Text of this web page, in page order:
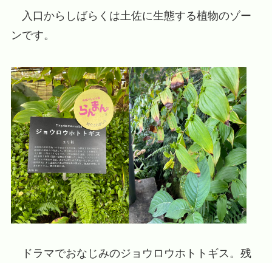
入口からしばらくは土佐に生態する植物のゾー
ンです。
ドラマでおなじみのジョウロウホトトギス。残